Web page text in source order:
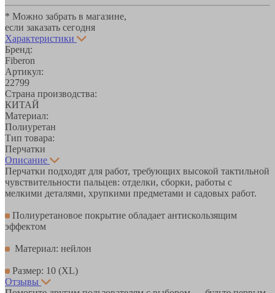
* Можно забрать в магазине,
если заказать сегодня
Характеристики
Бренд:
Fiberon
Артикул:
22799
Страна производства:
КИТАЙ
Материал:
Полиуретан
Тип товара:
Перчатки
Описание
Перчатки подходят для работ, требующих высокой тактильной
чувствительности пальцев: отделки, сборки, работы с
мелкими деталями, хрупкими предметами и садовых работ.
Полиуретановое покрытие обладает антискользящим
эффектом
Материал: нейлон
Размер: 10 (XL)
Отзывы